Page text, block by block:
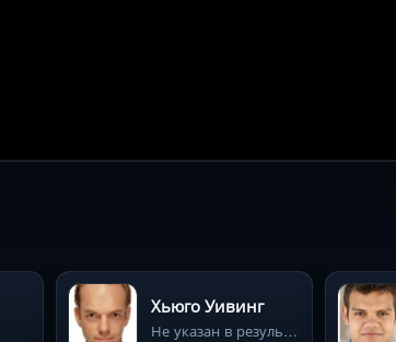
Хьюго Уивинг
Не указан в результатах поиска